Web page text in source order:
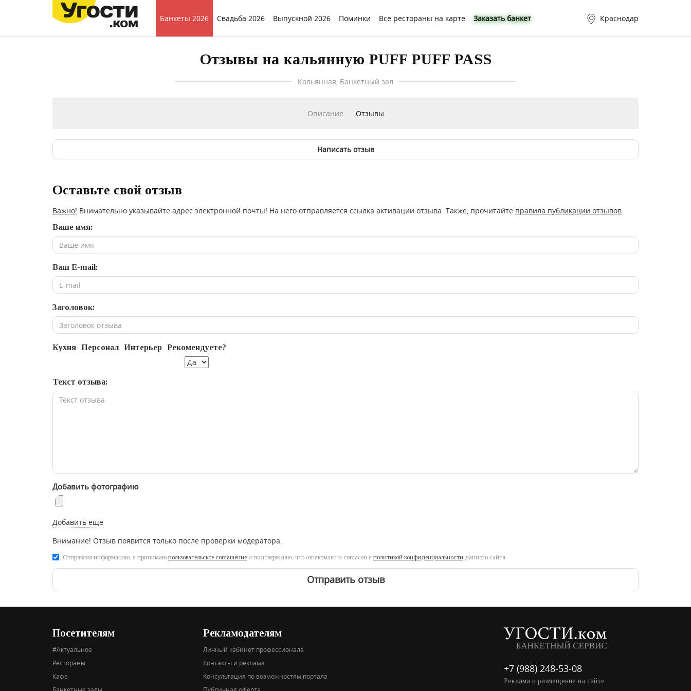
Банкеты 2026 Свадьба 2026 Выпускной 2026 Поминки Все рестораны на карте Заказать банкет Краснодар
Отзывы на кальянную PUFF PUFF PASS
Кальянная, Банкетный зал
Описание Отзывы
Написать отзыв
Оставьте свой отзыв
Важно! Внимательно указывайте адрес электронной почты! На него отправляется ссылка активации отзыва. Также, прочитайте правила публикации отзывов.
Ваше имя:
Ваш E-mail:
Заголовок:
Кухня Персонал Интерьер Рекомендуете?
Текст отзыва:
Добавить фотографию
Добавить еще
Внимание! Отзыв появится только после проверки модератора.
Отправляя информацию, я принимаю пользовательское соглашение и подтверждаю, что ознакомлен и согласен с политикой конфиденциальности данного сайта
Отправить отзыв
Посетителям
#Актуальное
Рестораны
Кафе
Рекламодателям
Личный кабинет профессионала
Контакты и реклама
Консультация по возможностям портала
+7 (988) 248-53-08
Реклама и размещение на сайте